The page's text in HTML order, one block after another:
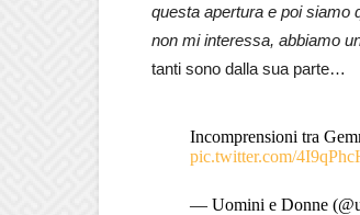
questa apertura e poi siamo
non mi interessa, abbiamo
tanti sono dalla sua parte…
Incomprensioni tra
pic.twitter.com/
— Uomini e Donne